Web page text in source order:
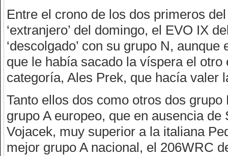
Entre el crono de los dos primeros
‘extranjero’ del domingo, el EVO IX
‘descolgado’ con su grupo N,
que le había sacado la víspera el
categoría, Ales Prek, que hacía valer
Tanto ellos dos como otros dos
grupo A europeo, que en ausencia
Vojacek, muy superior a la italiana
mejor grupo A nacional, el 206WRC